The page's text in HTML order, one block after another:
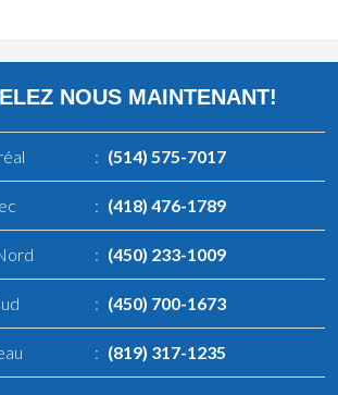
NOUS MAINTENANT!
: (514) 575-7017
: (418) 476-1789
: (450) 233-1009
: (450) 700-1673
: (819) 317-1235